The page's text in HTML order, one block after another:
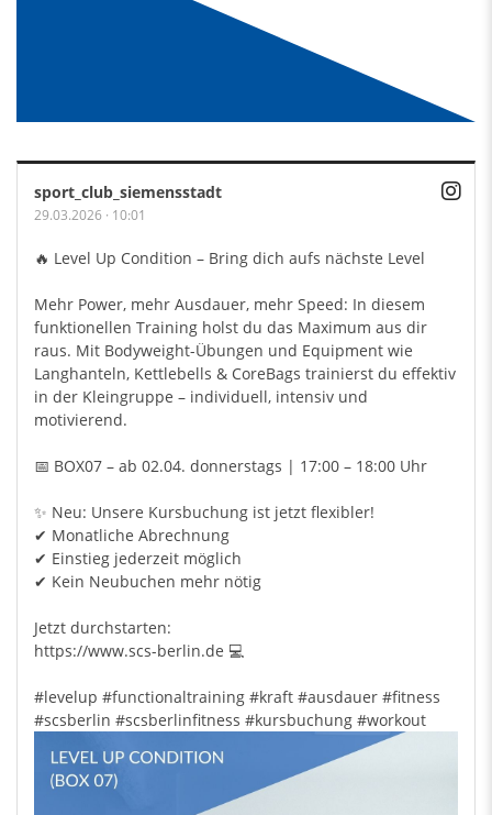
sport_club_siemensstadt
29.03.2026 · 10:01
🔥 Level Up Condition – Bring dich aufs nächste Level
Mehr Power, mehr Ausdauer, mehr Speed: In diesem
funktionellen Training holst du das Maximum aus dir
raus. Mit Bodyweight-Übungen und Equipment wie
Langhanteln, Kettlebells & CoreBags trainierst du effektiv
in der Kleingruppe – individuell, intensiv und
motivierend.
📅 BOX07 – ab 02.04. donnerstags | 17:00 – 18:00 Uhr
✨ Neu: Unsere Kursbuchung ist jetzt flexibler!
✔ Monatliche Abrechnung
✔ Einstieg jederzeit möglich
✔ Kein Neubuchen mehr nötig
Jetzt durchstarten:
https://www.scs-berlin.de 💻
#levelup #functionaltraining #kraft #ausdauer #fitness
#scsberlin #scsberlinfitness #kursbuchung #workout